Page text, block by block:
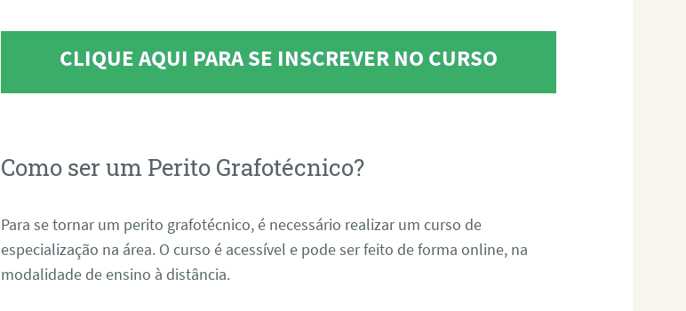
CLIQUE AQUI PARA SE INSCREVER NO CURSO
Como ser um Perito Grafotécnico?
Para se tornar um perito grafotécnico, é necessário realizar um curso de
especialização na área. O curso é acessível e pode ser feito de forma online, na
modalidade de ensino à distância.